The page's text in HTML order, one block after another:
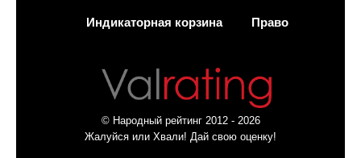
Индикаторная корзина Право
© Народный рейтинг 2012 - 2026
Жалуйся или Хвали! Дай свою оценку!